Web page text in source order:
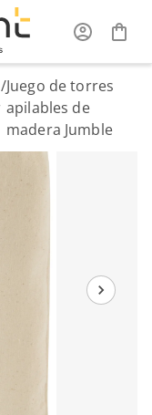
/Juego de torres
apilables de
madera Jumble